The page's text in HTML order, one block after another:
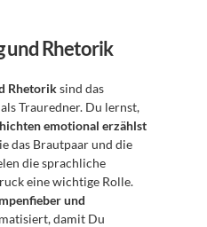
und Rhetorik
Rhetorik sind das
Trauredner. Du lernst,
emotional erzählst
das Brautpaar und die
die sprachliche
eine wichtige Rolle.
und
damit Du